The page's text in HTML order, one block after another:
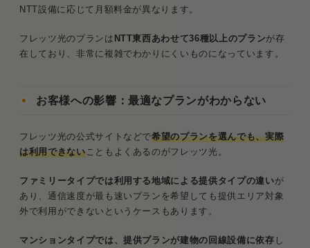
NTT設備に応じて月額料金が異なります。
フレッツ光のプランは NTT東西あわせて36種以上のプランが存
在しており、非常に複雑でわかりにくいものになっています。
お客様への影響：最適なプランがわからない
フレッツ光の公式サイトなどで希望のプランを選んでも、実際
は利用できないこともよくあるのがフレッツ光。
ファミリータイプでは利用する地域による提供タイプの違いが
あり、通信速度が最も速いプランを希望しても提供エリア対象
外で利用ができないというケースもあります。
マンションタイプでは、提供プランが建物の回線設備に依存 し